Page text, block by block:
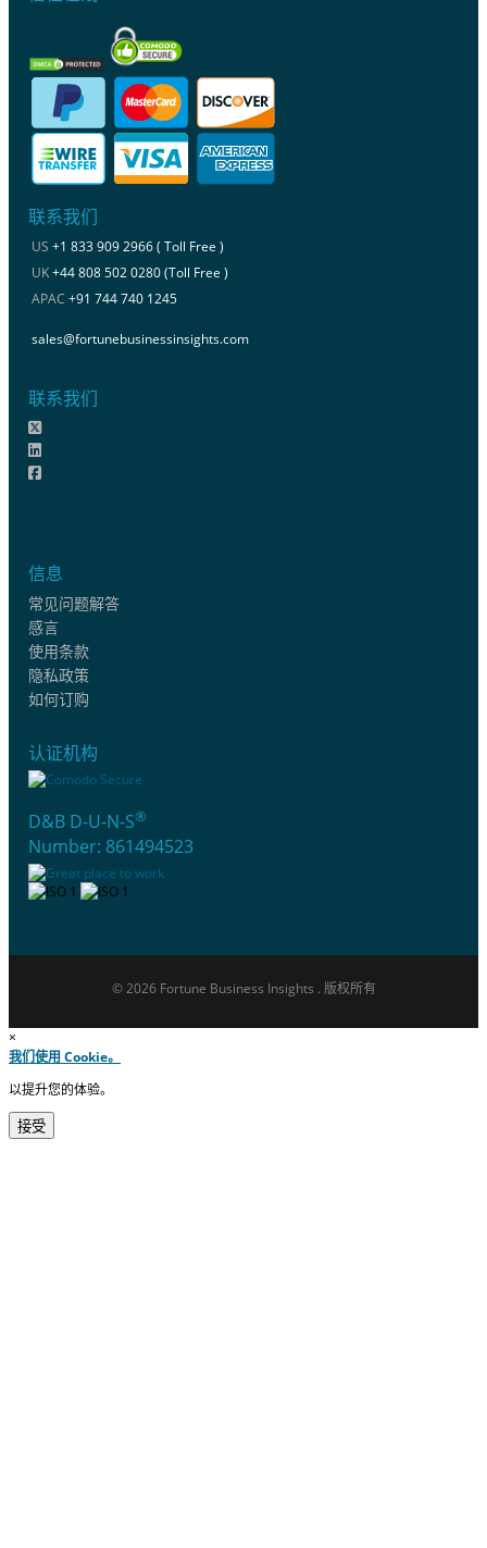
联系我们
US +1 833 909 2966 ( Toll Free )
UK+44 808 502 0280 (Toll Free )
APAC +91 744 740 1245
sales@fortunebusinessinsights.com
联系我们
信息
常见问题解答
感言
使用条款
隐私政策
如何订购
认证机构
D&B D-U-N-S®
Number: 861494523
© 2026 Fortune Business Insights . 版权所有
×
我们使用 Cookie。
以提升您的体验。
接受